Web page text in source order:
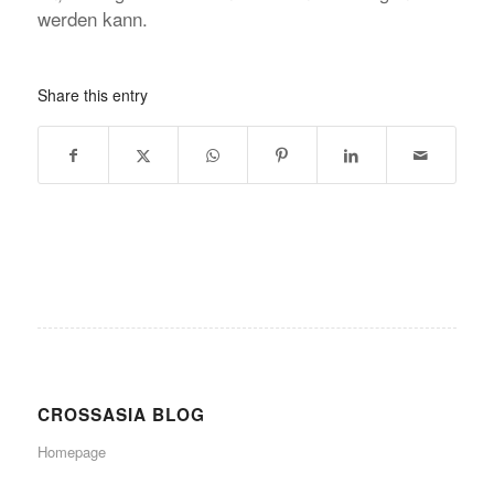
werden kann.
Share this entry
CROSSASIA BLOG
Homepage